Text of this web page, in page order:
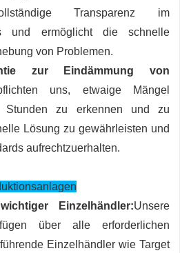
Transparenz im
und ermöglicht die schnelle
von Problemen.
zur Eindämmung von
uns, etwaige Mängel
zu erkennen und zu
Lösung zu gewährleisten und
aufrechtzuerhalten.
Einzelhändler:Unsere
über alle erforderlichen
Einzelhändler wie Target